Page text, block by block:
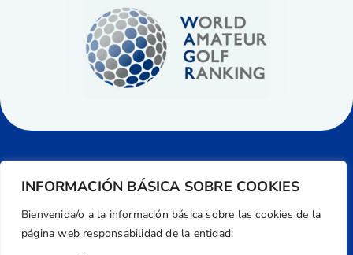
INFORMACIÓN BÁSICA SOBRE COOKIES
Bienvenida/o a la información básica sobre las cookies de la
página web responsabilidad de la entidad: